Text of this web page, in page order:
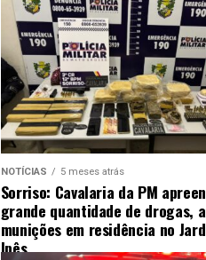
NOTÍCIAS 5 meses atrás
Sorriso: Cavalaria da PM
grande quantidade de drogas,
munições em residência no
Ipês